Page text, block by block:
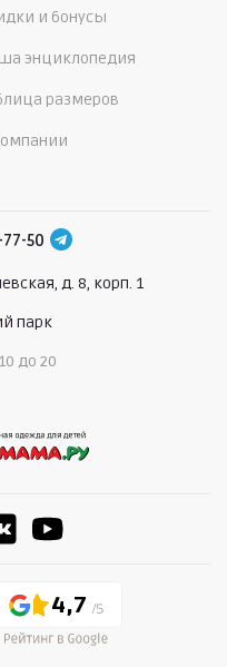
и бонусы
энциклопедия
размеров
50
д. 8, корп. 1
парк
до 20
4,7